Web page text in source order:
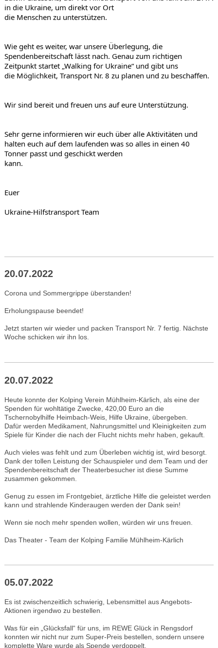
in die Ukraine, um direkt vor Ort
die Menschen zu unterstützen.
Wie geht es weiter, war unsere Überlegung, die
Spendenbereitschaft lässt nach. Genau zum richtigen
Zeitpunkt startet „Walking for Ukraine“ und gibt uns
die Möglichkeit, Transport Nr. 8 zu planen und zu beschaffen.
Wir sind bereit und freuen uns auf eure Unterstützung.
Sehr gerne informieren wir euch über alle Aktivitäten und
halten euch auf dem laufenden was so alles in einen 40
Tonner passt und geschickt werden
kann.
Euer
Ukraine-Hilfstransport Team
20.07.2022
Corona und Sommergrippe überstanden!
Erholungspause beendet!
Jetzt starten wir wieder und packen Transport Nr. 7 fertig. Nächste
Woche schicken wir ihn los.
20.07.2022
Heute konnte der Kolping Verein Mühlheim-Kärlich, als eine der
Spenden für wohltätige Zwecke, 420,00 Euro an die
Tschernobylhilfe Heimbach-Weis, Hilfe Ukraine, übergeben.
Dafür werden Medikament, Nahrungsmittel und Kleinigkeiten zum
Spiele für Kinder die nach der Flucht nichts mehr haben, gekauft.
Auch vieles was fehlt und zum Überleben wichtig ist, wird besorgt.
Dank der tollen Leistung der Schauspieler und dem Team und der
Spendenbereitschaft der Theaterbesucher ist diese Summe
zusammen gekommen.
Genug zu essen im Frontgebiet, ärztliche Hilfe die geleistet werden
kann und strahlende Kinderaugen werden der Dank sein!
Wenn sie noch mehr spenden wollen, würden wir uns freuen.
Das Theater - Team der Kolping Familie Mühlheim-Kärlich
05.07.2022
Es ist zwischenzeitlich schwierig, Lebensmittel aus Angebots-
Aktionen irgendwo zu bestellen.
Was für ein „Glücksfall“ für uns, im REWE Glück in Rengsdorf
konnten wir nicht nur zum Super-Preis bestellen, sondern unsere
komplette Ware wurde als Spende verdoppelt.